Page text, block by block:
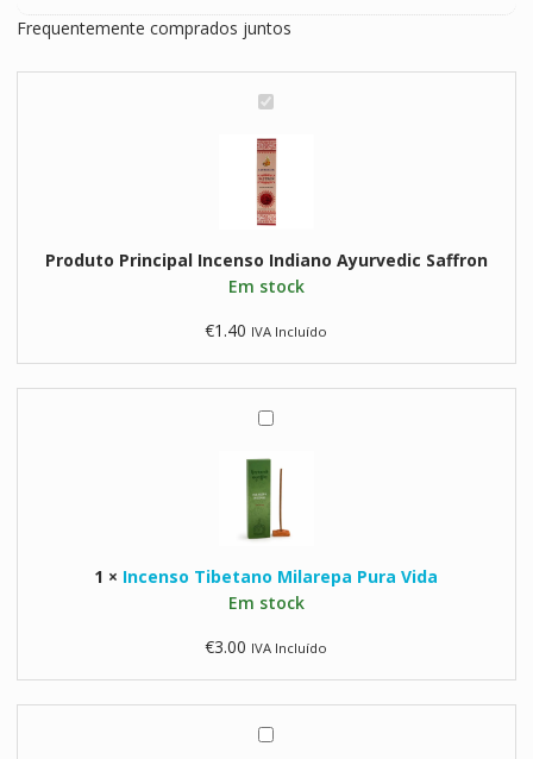
Indiano
Ayurvedic
Frequentemente comprados juntos
I
c
e
n
s
o
I
d
i
a
n
A
y
u
r
v
e
i
c
S
a
Produto Principal Incenso Indiano Ayurvedic Saffron
Em stock
€1.40 IVA Incluído
I
c
e
n
o
T
b
e
t
a
1 × Incenso Tibetano Milarepa Pura Vida
Em stock
€3.00 IVA Incluído
I